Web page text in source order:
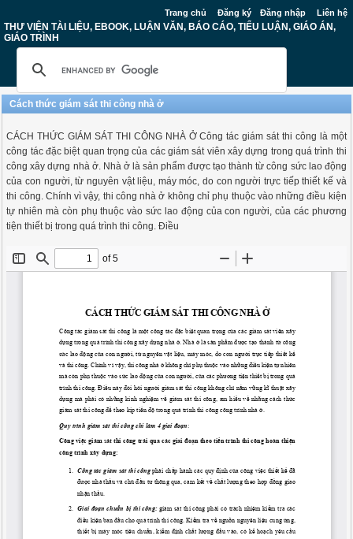
Trang chủ Đăng ký Đăng nhập Liên hệ
THƯ VIỆN TÀI LIỆU, EBOOK, LUẬN VĂN, BÁO CÁO, TIỂU LUẬN, GIÁO ÁN,
GIÁO TRÌNH
Cách thức giám sát thi công nhà ở
CÁCH THỨC GIÁM SÁT THI CÔNG NHÀ Ở Công tác giám sát thi công là một
công tác đặc biệt quan trọng của các giám sát viên xây dựng trong quá trình thi
công xây dựng nhà ở. Nhà ở là sản phẩm được tạo thành từ công sức lao động
của con người, từ nguyên vật liệu, máy móc, do con người trực tiếp thiết kế và
thi công. Chính vì vậy, thi công nhà ở không chỉ phụ thuộc vào những điều kiện
tự nhiên mà còn phụ thuộc vào sức lao động của con người, của các phương
tiện thiết bị trong quá trình thi công. Điều